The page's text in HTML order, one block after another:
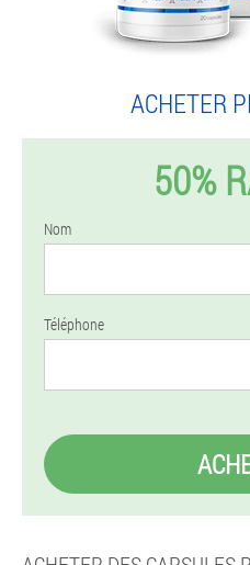
ACHETER
50%
Nom
Téléphone